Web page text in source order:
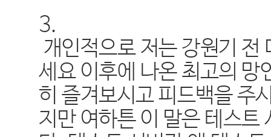
3.
개인적으로 저는 강원기 전
세요 이후에 나온 최고의 망
히 즐겨보시고 피드백을 주
지만 여하튼 이 말은 테스트